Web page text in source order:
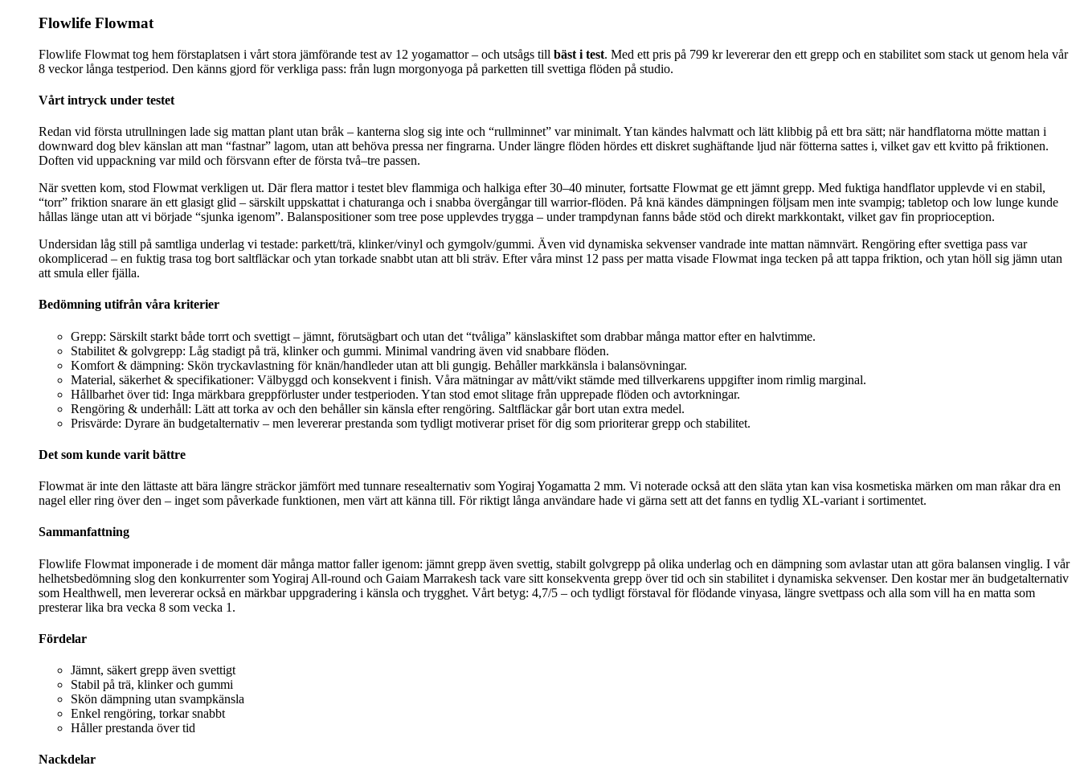
Flowlife Flowmat
Flowlife Flowmat tog hem förstaplatsen i vårt stora jämförande test av 12 yogamattor – och utsågs till bäst i test. Med ett pris på 799 kr levererar den ett grepp och en stabilitet som stack ut genom hela vår
8 veckor långa testperiod. Den känns gjord för verkliga pass: från lugn morgonyoga på parketten till svettiga flöden på studio.
Vårt intryck under testet
Redan vid första utrullningen lade sig mattan plant utan bråk – kanterna slog sig inte och “rullminnet” var minimalt. Ytan kändes halvmatt och lätt klibbig på ett bra sätt; när handflatorna mötte mattan i
downward dog blev känslan att man “fastnar” lagom, utan att behöva pressa ner fingrarna. Under längre flöden hördes ett diskret sughäftande ljud när fötterna sattes i, vilket gav ett kvitto på friktionen.
Doften vid uppackning var mild och försvann efter de första två–tre passen.
När svetten kom, stod Flowmat verkligen ut. Där flera mattor i testet blev flammiga och halkiga efter 30–40 minuter, fortsatte Flowmat ge ett jämnt grepp. Med fuktiga handflator upplevde vi en stabil,
“torr” friktion snarare än ett glasigt glid – särskilt uppskattat i chaturanga och i snabba övergångar till warrior-flöden. På knä kändes dämpningen följsam men inte svampig; tabletop och low lunge kunde
hållas länge utan att vi började “sjunka igenom”. Balanspositioner som tree pose upplevdes trygga – under trampdynan fanns både stöd och direkt markkontakt, vilket gav fin proprioception.
Undersidan låg still på samtliga underlag vi testade: parkett/trä, klinker/vinyl och gymgolv/gummi. Även vid dynamiska sekvenser vandrade inte mattan nämnvärt. Rengöring efter svettiga pass var
okomplicerad – en fuktig trasa tog bort saltfläckar och ytan torkade snabbt utan att bli sträv. Efter våra minst 12 pass per matta visade Flowmat inga tecken på att tappa friktion, och ytan höll sig jämn utan
att smula eller fjälla.
Bedömning utifrån våra kriterier
Grepp: Särskilt starkt både torrt och svettigt – jämnt, förutsägbart och utan det “tvåliga” känslaskiftet som drabbar många mattor efter en halvtimme.
Stabilitet & golvgrepp: Låg stadigt på trä, klinker och gummi. Minimal vandring även vid snabbare flöden.
Komfort & dämpning: Skön tryckavlastning för knän/handleder utan att bli gungig. Behåller markkänsla i balansövningar.
Material, säkerhet & specifikationer: Välbyggd och konsekvent i finish. Våra mätningar av mått/vikt stämde med tillverkarens uppgifter inom rimlig marginal.
Hållbarhet över tid: Inga märkbara greppförluster under testperioden. Ytan stod emot slitage från upprepade flöden och avtorkningar.
Rengöring & underhåll: Lätt att torka av och den behåller sin känsla efter rengöring. Saltfläckar går bort utan extra medel.
Prisvärde: Dyrare än budgetalternativ – men levererar prestanda som tydligt motiverar priset för dig som prioriterar grepp och stabilitet.
Det som kunde varit bättre
Flowmat är inte den lättaste att bära längre sträckor jämfört med tunnare resealternativ som Yogiraj Yogamatta 2 mm. Vi noterade också att den släta ytan kan visa kosmetiska märken om man råkar dra en
nagel eller ring över den – inget som påverkade funktionen, men värt att känna till. För riktigt långa användare hade vi gärna sett att det fanns en tydlig XL-variant i sortimentet.
Sammanfattning
Flowlife Flowmat imponerade i de moment där många mattor faller igenom: jämnt grepp även svettig, stabilt golvgrepp på olika underlag och en dämpning som avlastar utan att göra balansen vinglig. I vår
helhetsbedömning slog den konkurrenter som Yogiraj All-round och Gaiam Marrakesh tack vare sitt konsekventa grepp över tid och sin stabilitet i dynamiska sekvenser. Den kostar mer än budgetalternativ
som Healthwell, men levererar också en märkbar uppgradering i känsla och trygghet. Vårt betyg: 4,7/5 – och tydligt förstaval för flödande vinyasa, längre svettpass och alla som vill ha en matta som
presterar lika bra vecka 8 som vecka 1.
Fördelar
Jämnt, säkert grepp även svettigt
Stabil på trä, klinker och gummi
Skön dämpning utan svampkänsla
Enkel rengöring, torkar snabbt
Håller prestanda över tid
Nackdelar